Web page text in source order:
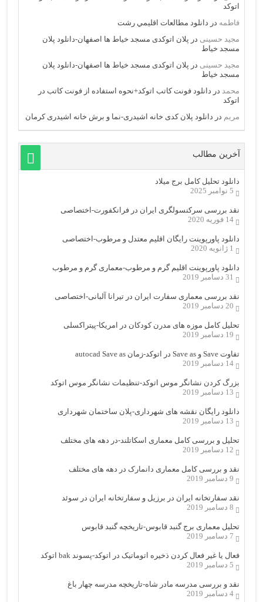
اتوکد
فاطمه در دانلود مطالعات اقليمي رشت
مجید حسینی در پلان اتوکدی مسجد خیاط ها اصفهان-دانلود پلان
مسجد خیاط
مجید حسینی در پلان اتوکدی مسجد خیاط ها اصفهان-دانلود پلان
مسجد خیاط
محمد در دانلود فونت کاتب اتوکد+نحوه استفاده از فونت کاتب در
اتوکد
مریم در دانلود پلان کدی خانه اشیدری-نما و برش خانه اشیدری کرمان
آخرین مطالب
دانلود تحلیل کامل برج میلاد
5 نوامبر 2025
نقد بررسی سرکنسولگری ایران در فرانکفورت-اختصاصی
14 فوریه 2020
دانلود پاورپوینت رایگان اقلیم معتدل و مرطوب-اختصاصی
1 ژانویه 2020
دانلود پاورپوینت اقلیم گرم و مرطوب-معماری گرم و مرطوب
31 دسامبر 2019
نقد بررسی معماری سفارت ایران در تیرانا آلبانی-اختصاصی
20 دسامبر 2019
تحلیل کامل موزه های مدرن کودکان در امریکا-پیتراکسلی
19 دسامبر 2019
تفاوت Save و Save as در اتوکد-زمان autocad Save as
14 دسامبر 2019
بزرگ کردن نشانگر موس اتوکد-تنظیمات نشانگر موس اتوکد
13 دسامبر 2019
دانلود رایگان نقشه های شهرداری-پلان ساختمان شهرداری
13 دسامبر 2019
تحلیل و بررسی کامل معماری اسکاتلند-در دهه های مختلف
12 دسامبر 2019
نقد و بررسی کامل معماری دانمارک در دهه های مختلف
9 دسامبر 2019
نقد سفارتخانه ایران در برزیل و سفارتخانه ایران در سوئد
8 دسامبر 2019
تحلیل معماری برج گنبد قابوس-تاریخچه گنبد قابوس
7 دسامبر 2019
فعال یا غیر فعال کردن ذخیره اتوماتیک در اتوکد-پسوند bak اتوکد
5 دسامبر 2019
نقد و بررسی مدرسه مادر شاه-تاریخچه مدرسه چهار باغ
4 دسامبر 2019